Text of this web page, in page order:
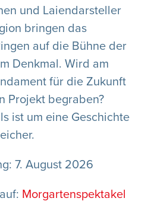
und Laiendarsteller
bringen das
auf die Bühne der
Denkmal. Wird am
für die Zukunft
Projekt begraben?
ist um eine Geschichte
7. August 2026
Morgartenspektakel